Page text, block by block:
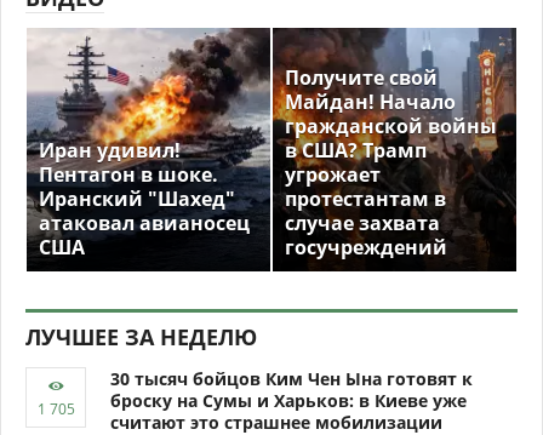
Иран удивил!
Пентагон в шоке.
Иранский "Шахед"
атаковал авианосец
США
Получите свой
Майдан! Начало
гражданской войны
в США? Трамп
угрожает
протестантам в
случае захвата
госучреждений
ЛУЧШЕЕ ЗА НЕДЕЛЮ
30 тысяч бойцов Ким Чен Ына готовят к
броску на Сумы и Харьков: в Киеве уже
считают это страшнее мобилизации